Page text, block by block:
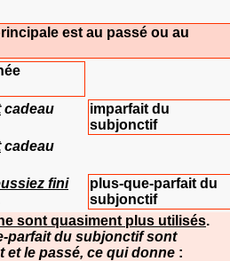
est au passé ou au
cadeau
imparfait du
subjonctif
cadeau
fini
plus-que-parfait du
subjonctif
sont quasiment plus utilisés.
parfait du subjonctif sont
et le passé, ce qui donne :